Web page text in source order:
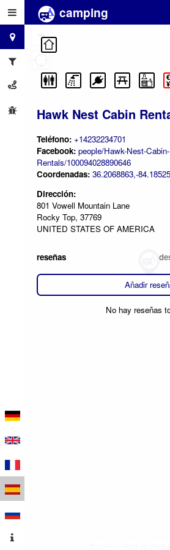
camping
Hawk Nest Cabin
Teléfono: +14232234701
Facebook: people/Hawk-Nest-Cabin-
Rentals/100094028890646
Coordenadas: 36.2068863,-
Dirección:
801 Vowell Mountain Lane
Rocky Top, 37769
UNITED STATES OF AMERICA
reseñas
Añadir
No hay reseñas
+
−